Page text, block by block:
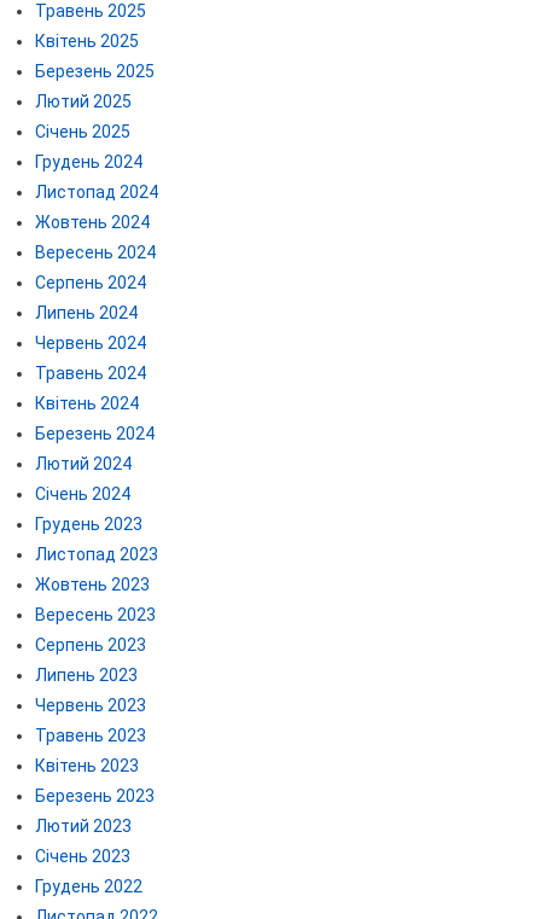
Травень 2025
Квітень 2025
Березень 2025
Лютий 2025
Січень 2025
Грудень 2024
Листопад 2024
Жовтень 2024
Вересень 2024
Серпень 2024
Липень 2024
Червень 2024
Травень 2024
Квітень 2024
Березень 2024
Лютий 2024
Січень 2024
Грудень 2023
Листопад 2023
Жовтень 2023
Вересень 2023
Серпень 2023
Липень 2023
Червень 2023
Травень 2023
Квітень 2023
Березень 2023
Лютий 2023
Січень 2023
Грудень 2022